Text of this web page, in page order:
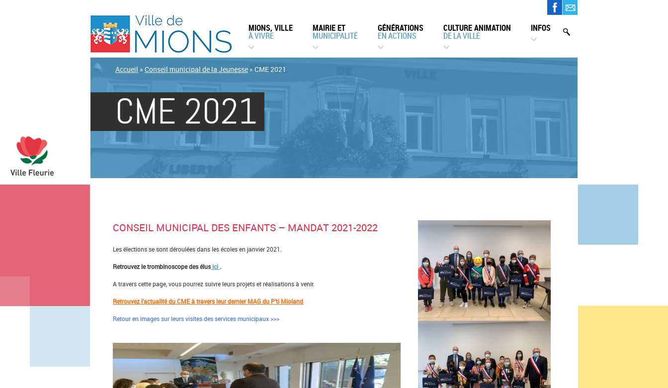
MIONS, VILLE
À VIVRE
MAIRIE ET
MUNICIPALITÉ
GÉNÉRATIONS
EN ACTIONS
CULTURE ANIMATION
DE LA VILLE
INFOS
Accueil » Conseil municipal de la Jeunesse » CME 2021
CME 2021
CONSEIL MUNICIPAL DES ENFANTS – MANDAT 2021-2022
Les élections se sont déroulées dans les écoles en janvier 2021.
Retrouvez le trombinoscope des élus ici .
A travers cette page, vous pourrez suivre leurs projets et réalisations à venir.
Retrouvez l’actualité du CME à travers leur dernier MAG du P’ti Mioland
Retour en images sur leurs visites des services municipaux >>>